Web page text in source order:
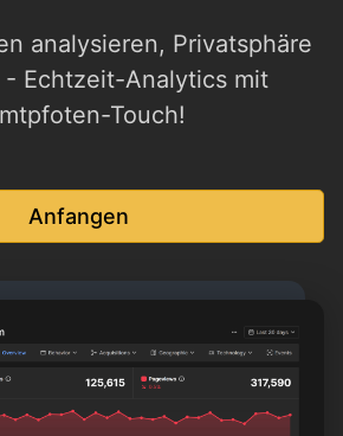
analysieren, Privatsphäre
- Echtzeit-Analytics mit
Touch!
Anfangen